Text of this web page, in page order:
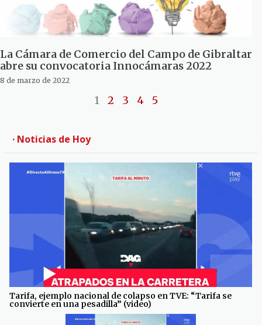
La Cámara de Comercio del Campo de Gibraltar
abre su convocatoria Innocámaras 2022
8 de marzo de 2022
1 2 3 4 5
· Noticias de Hoy
Tarifa, ejemplo nacional de colapso en TVE: “Tarifa se
convierte en una pesadilla” (video)